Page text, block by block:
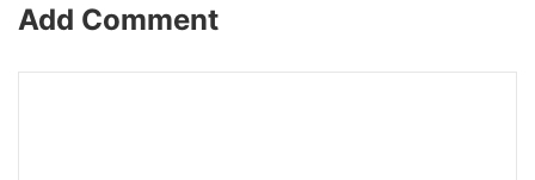
Add Comment